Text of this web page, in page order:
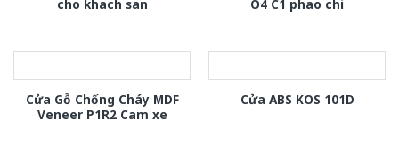
cho khach san O4 C1 phao chi
Cửa Gỗ Chống Cháy MDF
Veneer P1R2 Cam xe
Cửa ABS KOS 101D